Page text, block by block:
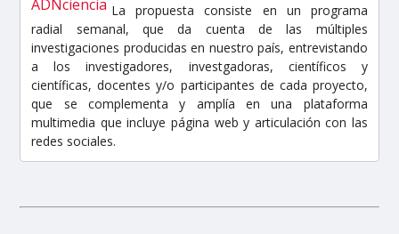
La propuesta consiste en un programa
radial semanal, que da cuenta de las múltiples
investigaciones producidas en nuestro país, entrevistando
a los investigadores, investgadoras, científicos y
científicas, docentes y/o participantes de cada proyecto,
que se complementa y amplía en una plataforma
multimedia que incluye página web y articulación con las
redes sociales.